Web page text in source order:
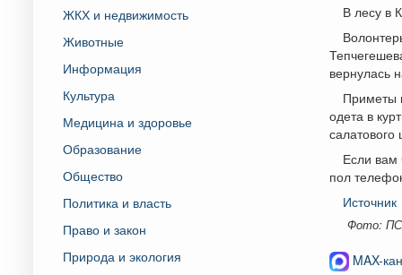
ЖКХ и недвижимость
Животные
Информация
Культура
Медицина и здоровье
Образование
Общество
Политика и власть
Право и закон
Природа и экология
В лесу в
вернулась
Приметы
одета в
Если вам
пол
Источник
Фото:
MAX-